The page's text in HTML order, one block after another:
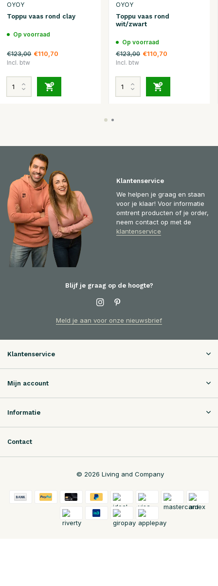
OYOY
Toppu vaas rond clay
Op voorraad
€123,00 €110,70
Incl. btw
OYOY
Toppu vaas rond
wit/zwart
Op voorraad
€123,00 €110,70
Incl. btw
Klantenservice
We helpen je graag en staan
voor je klaar! Voor informatie
omtrent producten of je order,
neem contact op met de
klantenservice
Blijf je graag op de hoogte?
Meld je aan voor onze nieuwsbrief
Klantenservice
Mijn account
Informatie
Contact
© 2026 Living and Company